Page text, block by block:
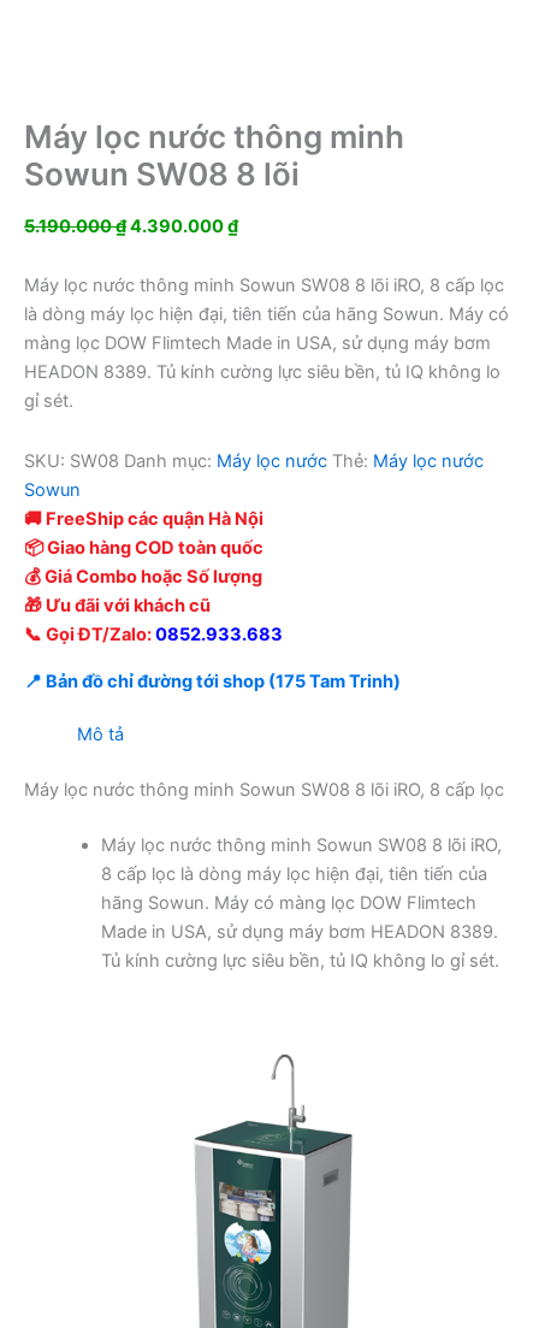
Máy lọc nước thông minh
Sowun SW08 8 lõi
5.190.000₫Giá
là:
5.190.000 ₫.
4.390.000₫Giá
tại
là:
4.390.000 ₫.
Máy lọc nước thông minh Sowun SW08 8 lõi iRO, 8 cấp lọc
là dòng máy lọc hiện đại, tiên tiến của hãng Sowun. Máy có
màng lọc DOW Flimtech Made in USA, sử dụng máy bơm
HEADON 8389. Tủ kính cường lực siêu bền, tủ IQ không lo
gỉ sét.
SKU: SW08 Danh mục: Máy lọc nước Thẻ: Máy lọc nước
Sowun
🚚 FreeShip các quận Hà Nội
📦 Giao hàng COD toàn quốc
💰 Giá Combo hoặc Số lượng
🎁 Ưu đãi với khách cũ
📞 Gọi ĐT/Zalo:0852.933.683
📍 Bản đồ chỉ đường tới shop (175 Tam Trinh)
Mô tả
Máy lọc nước thông minh Sowun SW08 8 lõi iRO, 8 cấp lọc
Máy lọc nước thông minh Sowun SW08 8 lõi iRO,
8 cấp lọc là dòng máy lọc hiện đại, tiên tiến của
hãng Sowun. Máy có màng lọc DOW Flimtech
Made in USA, sử dụng máy bơm HEADON 8389.
Tủ kính cường lực siêu bền, tủ IQ không lo gỉ sét.